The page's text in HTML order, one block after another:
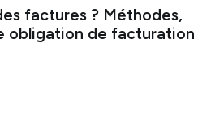
factures ? Méthodes,
obligation de facturation